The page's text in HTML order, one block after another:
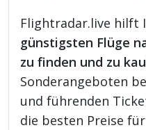
Flightradar.live hilft
günstigsten Flüge
zu finden und zu
Sonderangeboten
und führenden
die besten Preise